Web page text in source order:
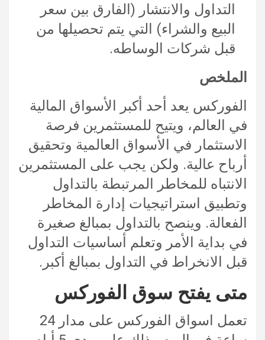
التداول والانتشار (الفارق بين سعر
البيع والشراء) التي يتم تحصيلها من
قبل شركات الوساطه.
الملخص
الفوركس يعد أحد أكبر الأسواق المالية
في العالم، ويتيح للمستثمرين فرصة
الاستثمار في الأسواق العالمية وتحقيق
أرباح عالية. ولكن يجب على المستثمرين
الانتباه للمخاطر المرتبطة بالتداول
وتطبيق استراتيجيات إدارة المخاطر
الفعالة. وينصح بالتداول بمبالغ صغيرة
في بداية الأمر وتعلم أساسيات التداول
قبل الانخراط في التداول بمبالغ أكبر.
متى يفتح سوق الفوركس
تعمل اسواق الفوركس على مدار 24